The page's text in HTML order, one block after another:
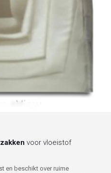
voor vloeistof
en beschikt over ruime